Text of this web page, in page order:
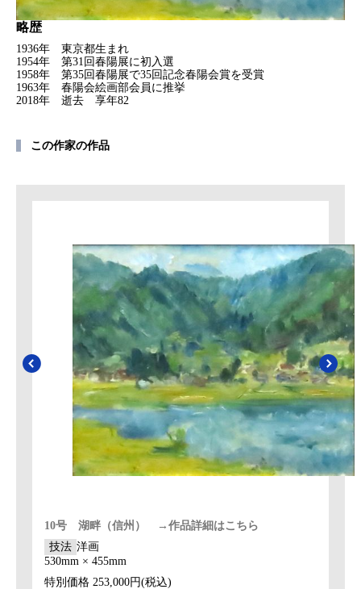
略歴
1936年 東京都生まれ
1954年 第31回春陽展に初入選
1958年 第35回春陽展で35回記念春陽会賞を受賞
1963年 春陽会絵画部会員に推挙
2018年 逝去 享年82
この作家の作品
10号 湖畔（信州） →作品詳細はこちら
技法 洋画
530mm × 455mm
特別価格 253,000円(税込)